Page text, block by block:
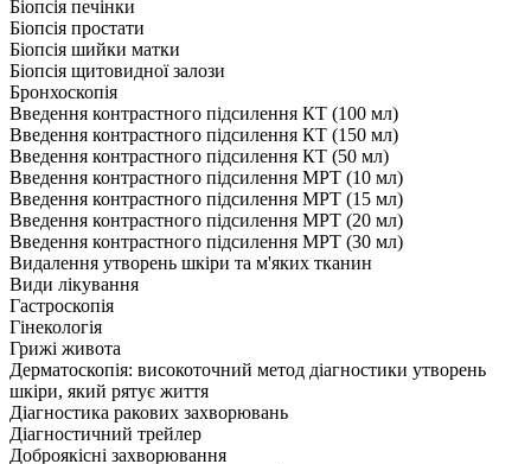
Біопсія печінки
Біопсія простати
Біопсія шийки матки
Біопсія щитовидної залози
Бронхоскопія
Введення контрастного підсилення КТ (100 мл)
Введення контрастного підсилення КТ (150 мл)
Введення контрастного підсилення КТ (50 мл)
Введення контрастного підсилення МРТ (10 мл)
Введення контрастного підсилення МРТ (15 мл)
Введення контрастного підсилення МРТ (20 мл)
Введення контрастного підсилення МРТ (30 мл)
Видалення утворень шкіри та м'яких тканин
Види лікування
Гастроскопія
Гінекологія
Грижі живота
Дерматоскопія: високоточний метод діагностики утворень
шкіри, який рятує життя
Діагностика ракових захворювань
Діагностичний трейлер
Доброякісні захворювання